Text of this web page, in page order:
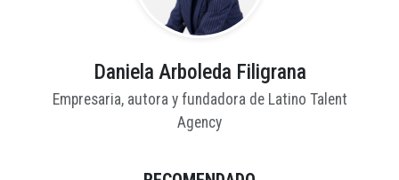
Daniela Arboleda Filigrana
Empresaria, autora y fundadora de Latino Talent
Agency